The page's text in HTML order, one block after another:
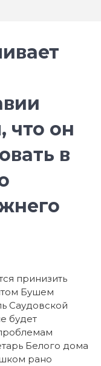
что он
в
принизить
Бушем
Саудовской
будет
Белого дома
рано